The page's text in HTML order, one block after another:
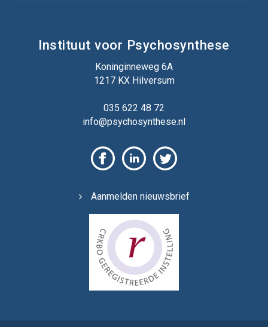
Instituut voor Psychosynthese
Koninginneweg 6A
1217 KX Hilversum
035 622 48 72
info@psychosynthese.nl
Aanmelden nieuwsbrief